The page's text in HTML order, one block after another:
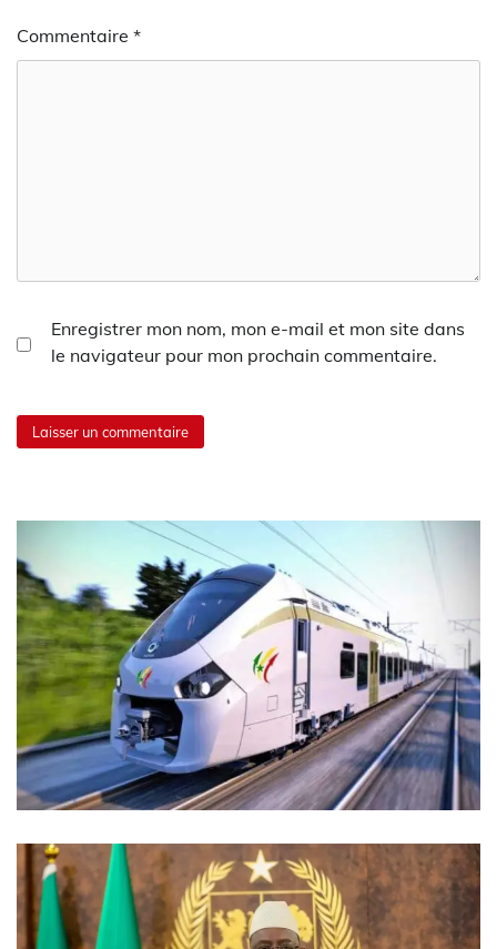
Commentaire *
Enregistrer mon nom, mon e-mail et mon site dans
le navigateur pour mon prochain commentaire.